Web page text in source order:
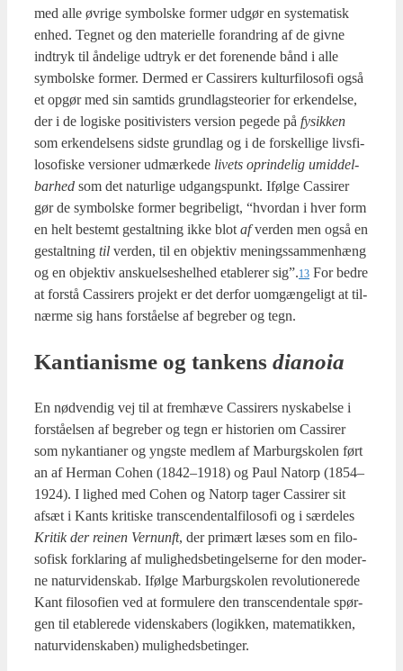
med alle øvri­ge sym­bol­ske for­mer udgør en syste­ma­tisk
enhed. Teg­net og den mate­ri­el­le for­an­dring af de giv­ne
ind­tryk til ånde­li­ge udtryk er det for­e­nen­de bånd i alle
sym­bol­ske for­mer. Der­med er Cas­si­rers kul­tur­fi­lo­so­fi også
et opgør med sin sam­tids grund­lagste­o­ri­er for erken­del­se,
der i de logi­ske posi­ti­vi­sters ver­sion pege­de på fysik­ken
som erken­del­sens sid­ste grund­lag og i de for­skel­li­ge livs­fi­
lo­so­fi­ske ver­sio­ner udmær­ke­de livets oprin­de­lig umid­del­
bar­hed som det natur­li­ge udgangs­punkt. Iføl­ge Cas­si­rer
gør de sym­bol­ske for­mer begri­be­ligt, “hvor­dan i hver form
en helt bestemt gestalt­ning ikke blot afver­den men også en
gestalt­ning til ver­den, til en objek­tiv menings­sam­men­hæng
og en objek­tiv ansku­el­ses­hel­hed etab­le­rer sig”.13 For bed­re
at for­stå Cas­si­rers pro­jekt er det der­for uom­gæn­ge­ligt at til­
nær­me sig hans for­stå­el­se af begre­ber og tegn.
Kan­ti­a­nis­me og tan­kens dia­noia
En nød­ven­dig vej til at frem­hæ­ve Cas­si­rers nyska­bel­se i
for­stå­el­sen af begre­ber og tegn er histo­ri­en om Cas­si­rer
som nykan­ti­a­ner og yng­ste med­lem af Mar­burgsko­len ført
an af Her­man Cohen (1842–1918) og Paul Natorp (1854–
1924). I lig­hed med Cohen og Natorp tager Cas­si­rer sit
afsæt i Kants kri­ti­ske trans­cen­den­tal­fi­lo­so­fi og i sær­de­les
Kri­tik der rei­nen Ver­nunft, der pri­mært læses som en filo­
so­fisk for­kla­ring af mulig­heds­be­tin­gel­ser­ne for den moder­
ne natur­vi­den­skab. Iføl­ge Mar­burgsko­len revo­lu­tio­ne­re­de
Kant filo­so­fi­en ved at for­mu­le­re den trans­cen­den­tale spør­
gen til etab­le­re­de viden­ska­bers (logik­ken, mate­ma­tik­ken,
natur­vi­den­ska­ben) mulig­heds­be­tin­ger.